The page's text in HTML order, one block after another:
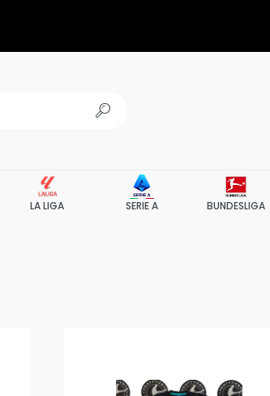
LA LIGA SERIE A BUNDESLIGA